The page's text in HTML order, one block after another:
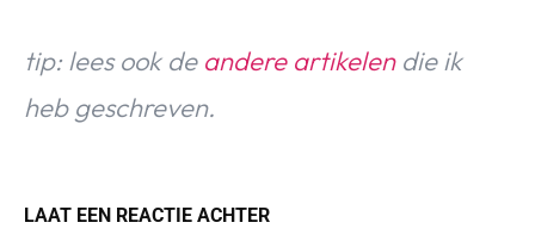
tip: lees ook de andere artikelendie ik
heb geschreven.
LAAT EEN REACTIE ACHTER